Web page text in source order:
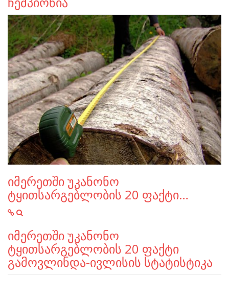
იმერეთში უკანონო
ტყითსარგებლობის 20 ფაქტი…
იმერეთში უკანონო
ტყითსარგებლობის 20 ფაქტი
გამოვლინდა-ივლისის სტატისტიკა